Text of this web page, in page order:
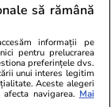
02 aug.
lui
pe fondul
să rămână
informații pe
pentru prelucrarea
preferințele dvs.
unui interes legitim
Aceste alegeri
navigarea. Mai